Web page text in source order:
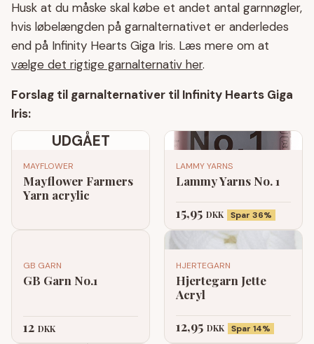
Husk at du måske skal købe et andet antal garnnøgler,
hvis løbelængden på garnalternativet er anderledes
end på Infinity Hearts Giga Iris. Læs mere om at
vælge det rigtige garnalternativ her.
Forslag til garnalternativer til Infinity Hearts Giga
Iris:
UDGÅET
MAYFLOWER
Mayflower Farmers
Yarn acrylic
LAMMY YARNS
Lammy Yarns No. 1
15,95 DKK Spar 36%
GB GARN
GB Garn No.1
12 DKK
HJERTEGARN
Hjertegarn Jette
Acryl
12,95 DKK Spar 14%